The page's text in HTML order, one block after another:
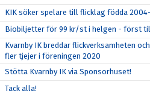
KIK söker spelare till flicklag födda
Biobiljetter för 99 kr/st i helgen - först
Kvarnby IK breddar flickverksamheten
fler tjejer i föreningen 2020
Stötta Kvarnby IK via Sponsorhuset!
Tack alla!